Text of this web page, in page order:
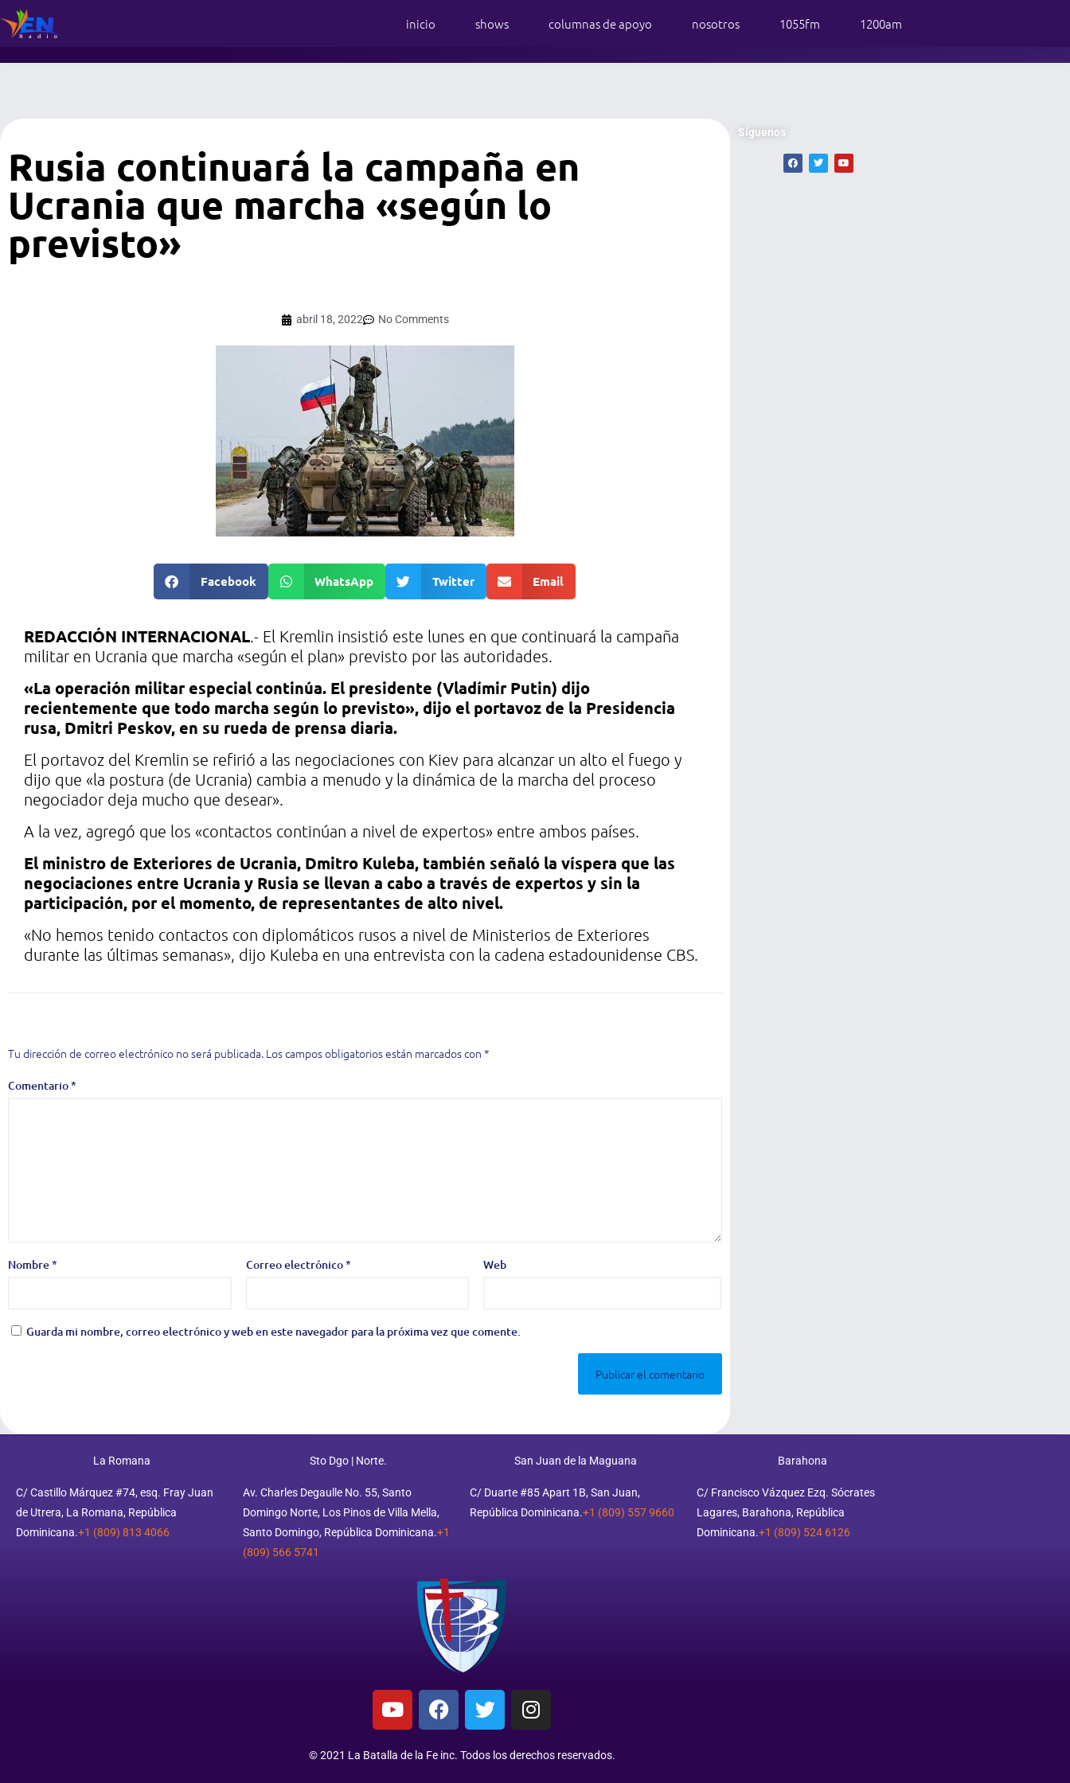
inicio shows columnas de apoyo nosotros 1055fm 1200am
Rusia continuará la campaña en
Ucrania que marcha «según lo
previsto»
abril 18, 2022 No Comments
Facebook WhatsApp Twitter Email
REDACCIÓN INTERNACIONAL.- El Kremlin insistió este lunes en que continuará la campaña
militar en Ucrania que marcha «según el plan» previsto por las autoridades.
«La operación militar especial continúa. El presidente (Vladímir Putin) dijo
recientemente que todo marcha según lo previsto», dijo el portavoz de la Presidencia
rusa, Dmitri Peskov, en su rueda de prensa diaria.
El portavoz del Kremlin se refirió a las negociaciones con Kiev para alcanzar un alto el fuego y
dijo que «la postura (de Ucrania) cambia a menudo y la dinámica de la marcha del proceso
negociador deja mucho que desear».
A la vez, agregó que los «contactos continúan a nivel de expertos» entre ambos países.
El ministro de Exteriores de Ucrania, Dmitro Kuleba, también señaló la víspera que las
negociaciones entre Ucrania y Rusia se llevan a cabo a través de expertos y sin la
participación, por el momento, de representantes de alto nivel.
«No hemos tenido contactos con diplomáticos rusos a nivel de Ministerios de Exteriores
durante las últimas semanas», dijo Kuleba en una entrevista con la cadena estadounidense CBS.
Tu dirección de correo electrónico no será publicada. Los campos obligatorios están marcados con *
Comentario*
Nombre* Correo electrónico* Web
Guarda mi nombre, correo electrónico y web en este navegador para la próxima vez que comente.
Síguenos
La Romana
C/ Castillo Márquez #74, esq. Fray Juan
de Utrera, La Romana, República
Dominicana.+1 (809) 813 4066
Sto Dgo | Norte.
Av. Charles Degaulle No. 55, Santo
Domingo Norte, Los Pinos de Villa Mella,
Santo Domingo, República Dominicana.+1
(809) 566 5741
San Juan de la Maguana
C/ Duarte #85 Apart 1B, San Juan,
República Dominicana.+1 (809) 557 9660
Barahona
C/ Francisco Vázquez Ezq. Sócrates
Lagares, Barahona, República
Dominicana.+1 (809) 524 6126
© 2021 La Batalla de la Fe inc. Todos los derechos reservados.